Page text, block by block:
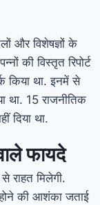
और विशेषज्ञों के
की विस्तृत रिपोर्ट
किया था. इनमें से
था. 15 राजनीतिक
दिया था.
फायदे
से राहत मिलेगी.
की आशंका जताई